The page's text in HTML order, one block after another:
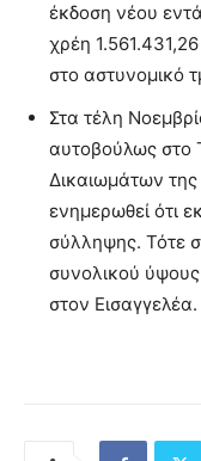
έκδοση νέου
χρέη
στο αστυνομικό
Στα τέλη
αυτοβούλως στο
Δικαιωμάτων
ενημερωθεί ότι
σύλληψης. Τότε
συνολικού
στον Εισαγγελέα.